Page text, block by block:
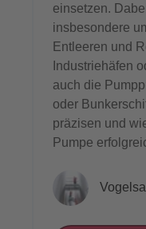
einsetzen.
insbesondere
Entleeren und
Industriehäfen
auch die
oder
präzisen und
Pumpe